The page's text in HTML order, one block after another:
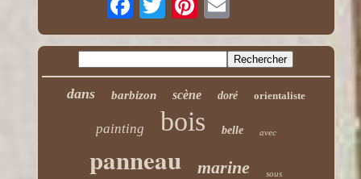
dans barbizon scène doré orientaliste
painting bois belle avec
panneau marine sous